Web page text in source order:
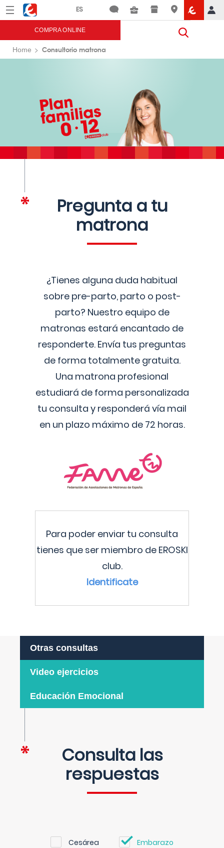
Menú Eroski
COMPRA ONLINE
Home Consultorio matrona
Pregunta a tu
matrona
¿Tienes alguna duda habitual
sobre pre-parto, parto o post-
parto? Nuestro equipo de
matronas estará encantado de
responderte. Envía tus preguntas
de forma totalmente gratuita.
Una matrona profesional
estudiará de forma personalizada
tu consulta y responderá vía mail
en un plazo máximo de 72 horas.
Para poder enviar tu consulta
tienes que ser miembro de EROSKI
club.
Identificate
Otras consultas
Video ejercicios
Educación Emocional
Consulta las
respuestas
Cesárea Embarazo